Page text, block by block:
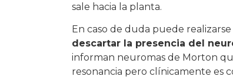
sale hacia la planta.
En caso de duda puede
descartar la presencia del
informan neuromas de Morton
resonancia pero clínicamente es